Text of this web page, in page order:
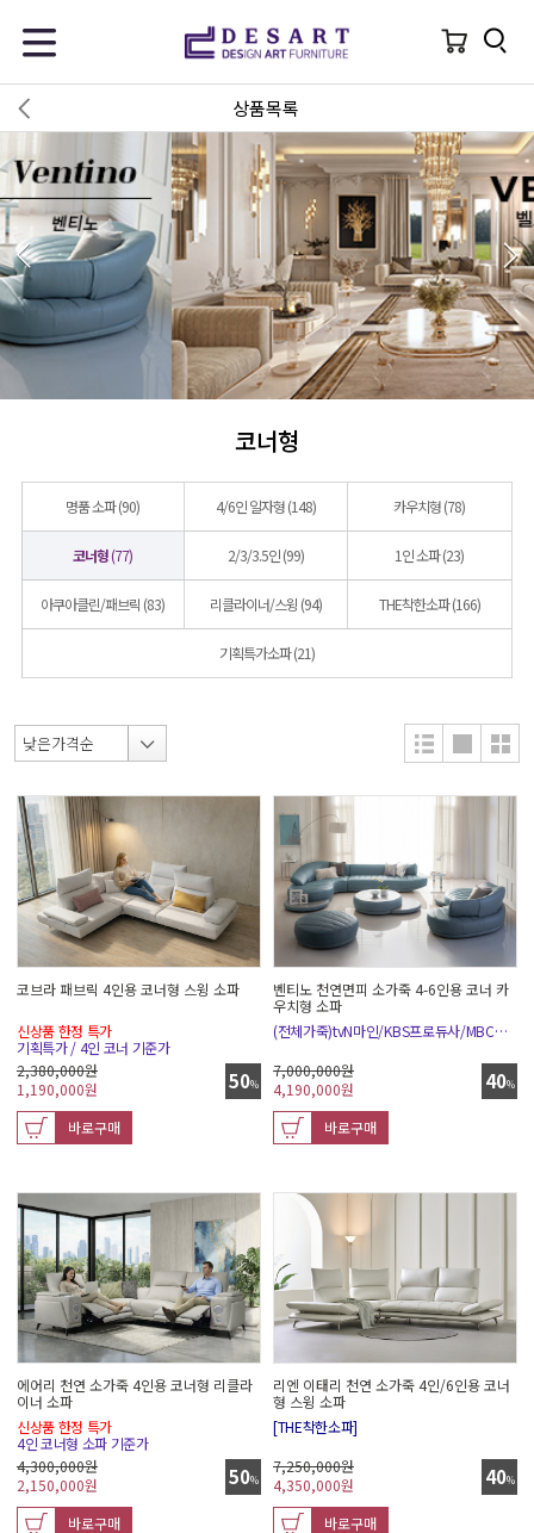
상품목록
코너형
명품 소파(90) 4/6인 일자형(148) 카우치형(78)
코너형(77) 2/3/3.5인(99) 1인 소파(23)
아쿠아클린/패브릭 (83) 리클라이너/스윙 (94) THE착한소파(166)
기획특가소파(21)
코브라 패브릭 4인용 코너형 스윙 소파
신상품 한정 특가
기획특가 / 4인 코너 기준가
50%
2,380,000원
1,190,000원
바로구매
벤티노 천연면피 소가죽 4-6인용 코너 카
우치형 소파
(전체가죽)tvN마인/KBS프로듀사/MBC위대한유혹자
40%
7,000,000원
4,190,000원
바로구매
에어리 천연 소가죽 4인용 코너형 리클라
이너 소파
신상품 한정 특가
4인 코너형 소파 기준가
50%
4,300,000원
2,150,000원
바로구매
리엔 이태리 천연 소가죽 4인/6인용 코너
형 스윙 소파
[THE착한소파]
40%
7,250,000원
4,350,000원
바로구매